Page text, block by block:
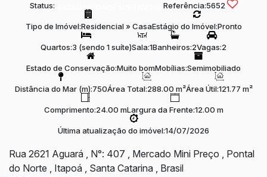
Status: EXCLUSIVIDADE SPERANDIO Referência:5652
Tipo de Imóvel:Residencial» CasaEstágio do Imóvel:Pronto
Quartos:3 (sendo 1 suíte)Sala:1Banheiros:2Vagas:2
Estado de Conservação:Muito bomMobílias:Semimobiliado
Distância do Mar (m):750Área Total:288.00 m²Área Útil:121.77 m²
Comprimento:24.00 mLargura da Frente:12.00 m
Última atualização do imóvel:14/07/2026
Rua 2621 Aguará , N°: 407 , Mercado Mini Preço , Pontal
do Norte , Itapoá , Santa Catarina , Brasil